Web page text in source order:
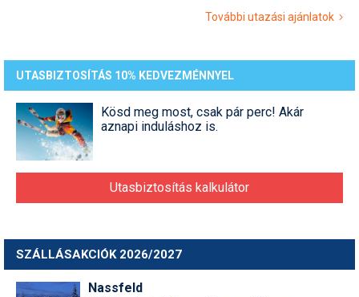
További utazási ajánlatok
UTASBIZTOSÍTÁS 10% KEDVEZMÉNNYEL
Kösd meg most, csak pár perc! Akár
aznapi induláshoz is.
Utasbiztosítás kalkulátor
SZÁLLÁSAKCIÓK 2026/2027
Nassfeld